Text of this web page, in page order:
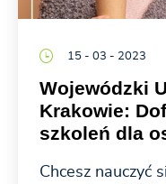
15 - 03 - 2023
Wojewódzki
Krakowie:
szkoleń dla
Chcesz nauczyć